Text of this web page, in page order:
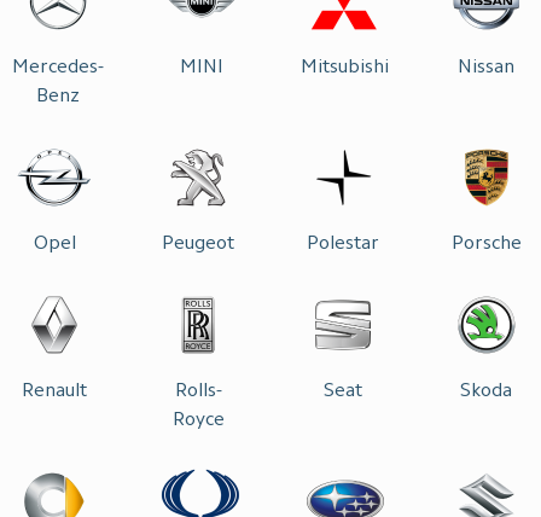
Mercedes-
Benz
MINI Mitsubishi Nissan
Opel Peugeot Polestar Porsche
Renault
Rolls-
Royce
Seat Skoda